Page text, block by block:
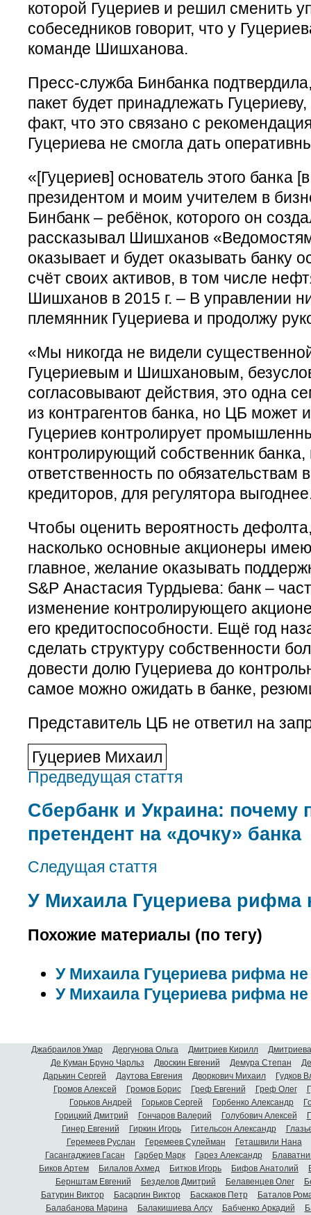
которой Гуцериев и решил сменить
собеседников говорит, что у
команде Шишханова.
Пресс-служба Бинбанка
пакет будет принадлежать
факт, что это связано с
Гуцериева не смогла дать
«[Гуцериев] основатель этого банка
президентом и моим учителем в
Бинбанк – ребёнок, которого он
рассказывал Шишханов
оказывает и будет оказывать банку
счёт своих активов, в том числе
Шишханов в 2015 г. – В управлении
племянник Гуцериева и продолжу
«Мы никогда не видели
Гуцериевым и Шишхановым,
согласовывают действия, это одна
из контрагентов банка, но ЦБ может
Гуцериев контролирует
контролирующий собственник
ответственность по обязательствам
кредиторов, для регулятора
Чтобы оценить вероятность
насколько основные акционеры
главное, желание оказывать
S&P Анастасия Турдыева: банк –
изменение контролирующего
его кредитоспособности. Ещё год
сделать структуру собственности
довести долю Гуцериева до
самое можно ожидать в банке,
Представитель ЦБ не ответил на
Гуцериев Михаил
Предведущая стаття
Сбербанк и Украина: почему
претендент на «дочку» банка
Следущая стаття
У Михаила Гуцериева рифма
Похожие материалы (по тегу)
У Михаила Гуцериева рифма не
У Михаила Гуцериева рифма не
Джабраилов Умар Дергунова Ольга Дмитриев Кирилл
Де Куман Бруно Чарльз
Двоскин Евгений Демура Степан
Дарькин Сергей
Даутова Евгения Дворкович Михаил
Гудков
Громов Алексей
Громов Борис Греф Евгений Греф Олег
Горьков Андрей
Горьков Сергей Горбенко Александр
Горицкий Дмитрий
Гончаров Валерий Голубович Алексей
Гинер Евгений
Гиркин Игорь Гительсон Александр
Геремеев Руслан
Геремеев Сулейман
Геташвили Нана
Гасангаджиев Гасан
Гарбер Марк Гарез Александр
Биков Артем
Билалов Ахмед Битков Игорь Бифов Анатолий
Бернштам Евгений
Безделов Дмитрий Белавенцев Олег
Батурин Виктор
Басаргин Виктор Баскаков Петр
Баталов
Балабанова Марина
Балакишиева Алсу Бабченко Аркадий